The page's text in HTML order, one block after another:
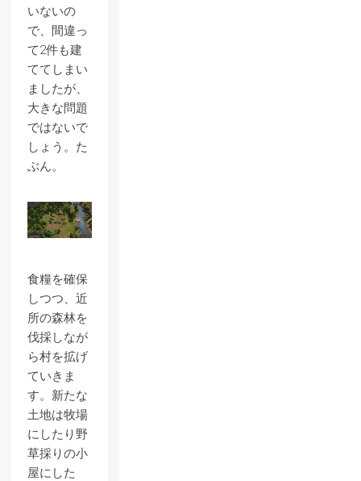
いないの
で、間違っ
て2件も建
ててしまい
ましたが、
大きな問題
ではないで
しょう。た
ぶん。
食糧を確保
しつつ、近
所の森林を
伐採しなが
ら村を拡げ
ていきま
す。新たな
土地は牧場
にしたり野
草採りの小
屋にした